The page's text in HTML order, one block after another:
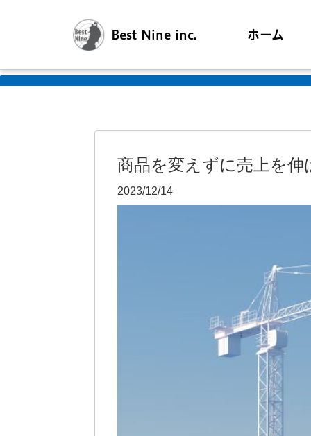
Best Nine inc. ホーム
商品を変えずに売上を伸
2023/12/14